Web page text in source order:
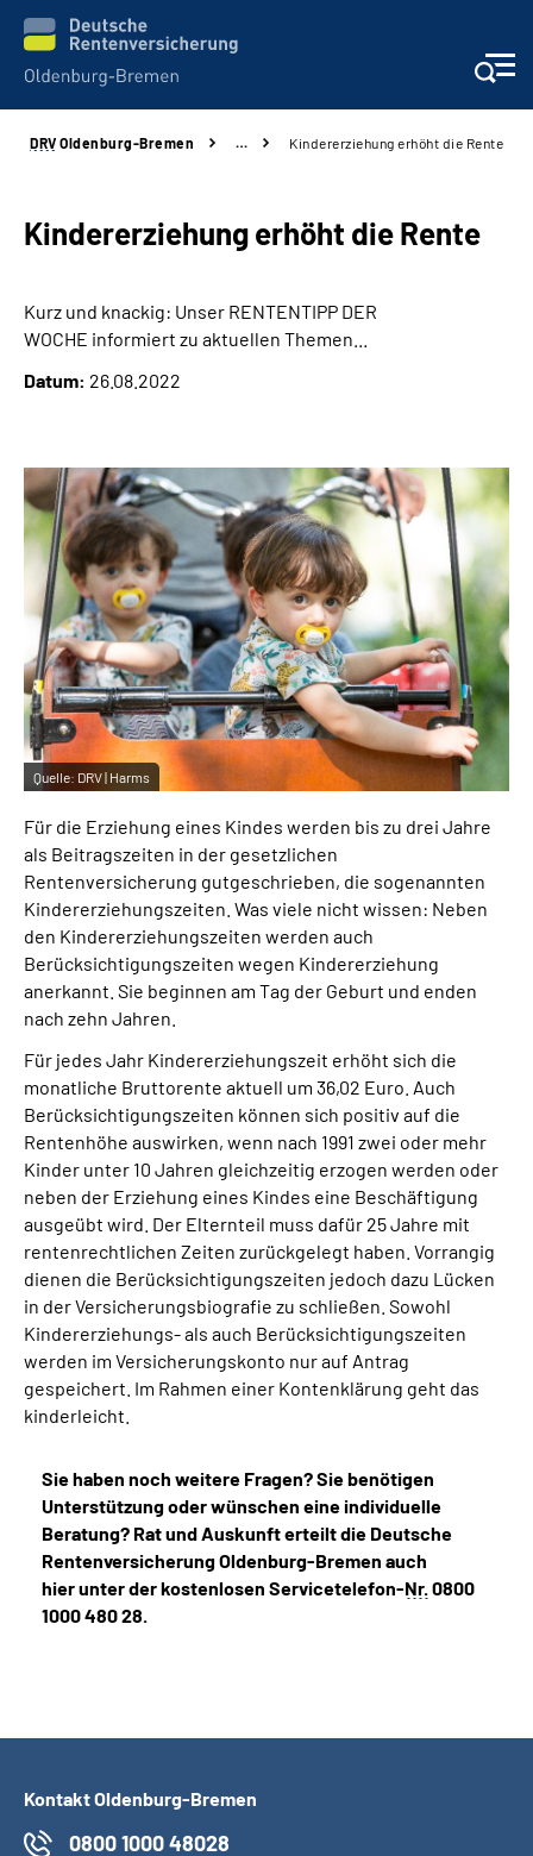
Services
Beratung und Kontakt
Über Uns
Inhalte in Gebärdensprache (DGS)
Leichte Sprache
Suche
Mein Kundenportal
DRV Oldenburg-Bremen … Kindererziehung erhöht die Rente
Kindererziehung erhöht die Rente
Kurz und knackig: Unser RENTENTIPP DER
WOCHE informiert zu aktuellen Themen...
Datum: 26.08.2022
Quelle: DRV | Harms
Für die Erziehung eines Kindes werden bis zu drei Jahre
als Beitragszeiten in der gesetzlichen
Rentenversicherung gutgeschrieben, die sogenannten
Kindererziehungszeiten. Was viele nicht wissen: Neben
den Kindererziehungszeiten werden auch
Berücksichtigungszeiten wegen Kindererziehung
anerkannt. Sie beginnen am Tag der Geburt und enden
nach zehn Jahren.
Für jedes Jahr Kindererziehungszeit erhöht sich die
monatliche Bruttorente aktuell um 36,02 Euro. Auch
Berücksichtigungszeiten können sich positiv auf die
Rentenhöhe auswirken, wenn nach 1991 zwei oder mehr
Kinder unter 10 Jahren gleichzeitig erzogen werden oder
neben der Erziehung eines Kindes eine Beschäftigung
ausgeübt wird. Der Elternteil muss dafür 25 Jahre mit
rentenrechtlichen Zeiten zurückgelegt haben. Vorrangig
dienen die Berücksichtigungszeiten jedoch dazu Lücken
in der Versicherungsbiografie zu schließen. Sowohl
Kindererziehungs- als auch Berücksichtigungszeiten
werden im Versicherungskonto nur auf Antrag
gespeichert. Im Rahmen einer Kontenklärung geht das
kinderleicht.
Sie haben noch weitere Fragen? Sie benötigen
Unterstützung oder wünschen eine individuelle
Beratung? Rat und Auskunft erteilt die Deutsche
Rentenversicherung Oldenburg-Bremen auch
hier unter der kostenlosen Servicetelefon-Nr.0800
1000 480 28.
Kontakt Oldenburg-Bremen
0800 1000 48028